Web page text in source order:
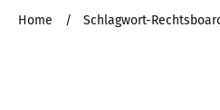
Home /